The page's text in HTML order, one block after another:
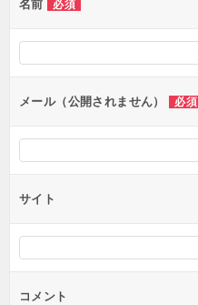
名前 必須
メール（公開されません） 必須
サイト
コメント